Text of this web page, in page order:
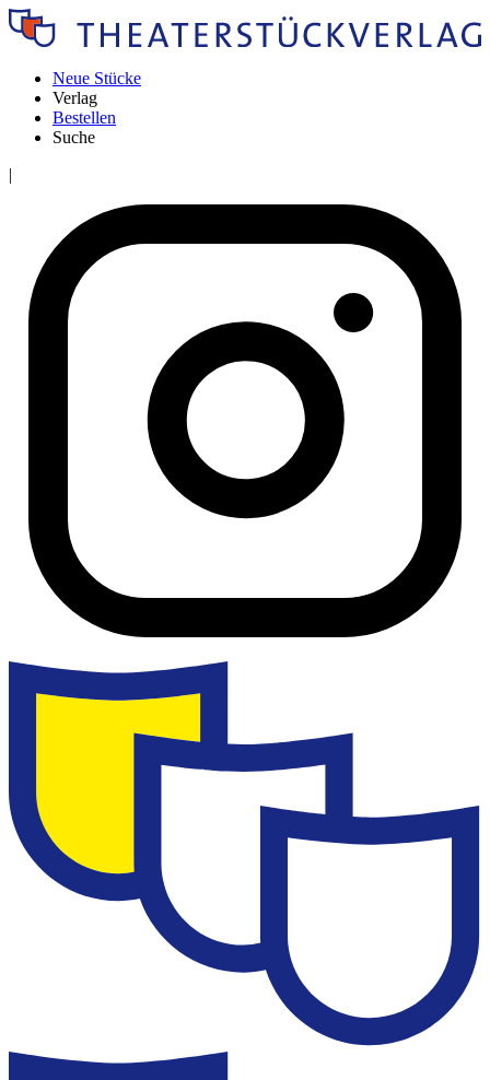
Neue Stücke
Verlag
Bestellen
Suche
|